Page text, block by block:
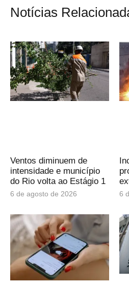
Notícias
Ventos diminuem de
intensidade e município
do Rio volta ao Estágio 1
6 de agosto de 2026 6